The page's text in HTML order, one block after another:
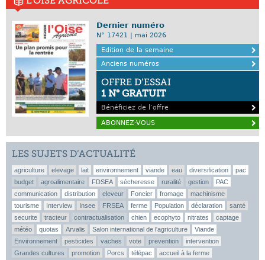
Dernier numéro
N° 17421 | mai 2026
Edition de la semaine
Anciens numéros
OFFRE D’ESSAI
1 N° GRATUIT
Bénéficiez de l’offre
ABONNEZ-VOUS
LES SUJETS D’ACTUALITÉ
agriculture elevage lait environnement viande eau diversification
pac
budget
agroalimentaire FDSEA sécheresse ruralité gestion
PAC
communication
distribution eleveur Foncier fromage
machinisme
tourisme
Interview Insee FRSEA ferme Population déclaration
santé
securite
tracteur contractualisation chien ecophyto nitrates
captage
météo
quotas Arvalis Salon international de l'agriculture
Viande
Environnement
pesticides vaches vote prevention
intervention
Grandes cultures
promotion Porcs télépac accueil à la ferme